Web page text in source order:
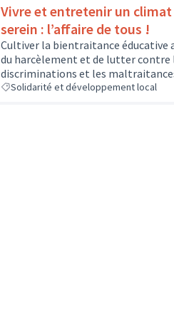
Vivre et entretenir un
serein : l’affaire de tous !
Cultiver la bientraitance éducative
du harcèlement et de lutter contre
discriminations et les
Solidarité et développement local